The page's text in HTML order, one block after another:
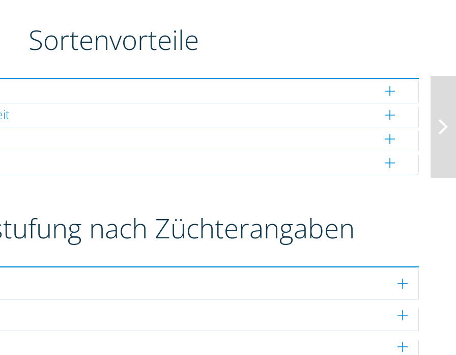
Sortenvorteile
nach Züchterangaben